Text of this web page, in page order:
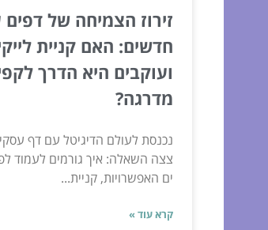
זירוז הצמיחה של דפים
חדשים: האם קניית
ועוקבים היא הדרך
מדרגה?
נכנסת לעולם הדיגיטל עם דף
צצה השאלה: איך גורמים לעמוד
ים האפשרויות, קניית...
קרא עוד »